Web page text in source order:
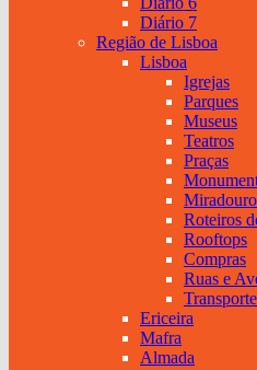
Diário 7
Região de Lisboa
Lisboa
Igrejas
Parques
Museus
Teatros
Praças
Roteiros
Rooftops
Compras
Ruas e
Ericeira
Mafra
Almada